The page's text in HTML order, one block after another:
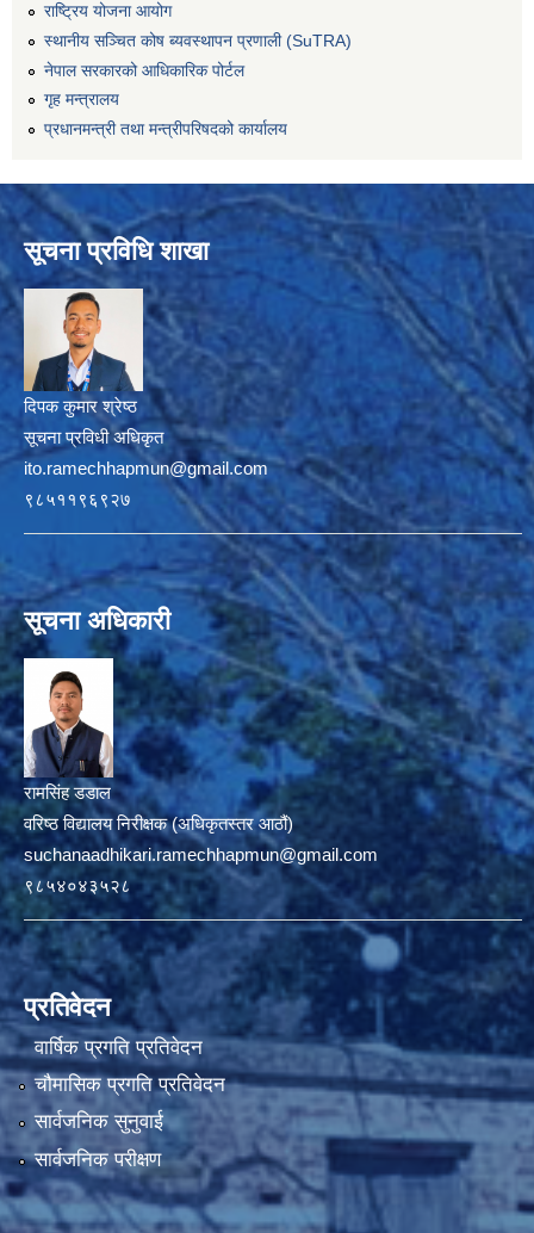
राष्ट्रिय योजना आयोग
स्थानीय सञ्चित कोष ब्यवस्थापन प्रणाली (SuTRA)
नेपाल सरकारको आधिकारिक पोर्टल
गृह मन्त्रालय
प्रधानमन्त्री तथा मन्त्रीपरिषदको कार्यालय
सूचना प्रविधि शाखा
दिपक कुमार श्रेष्ठ
सूचना प्रविधी अधिकृत
ito.ramechhapmun@gmail.com
९८५११९६९२७
सूचना अधिकारी
रामसिंह डडाल
वरिष्ठ विद्यालय निरीक्षक (अधिकृतस्तर आठौं)
suchanaadhikari.ramechhapmun@gmail.com
९८५४०४३५२८
प्रतिवेदन
वार्षिक प्रगति प्रतिवेदन
चौमासिक प्रगति प्रतिवेदन
सार्वजनिक सुनुवाई
सार्वजनिक परीक्षण